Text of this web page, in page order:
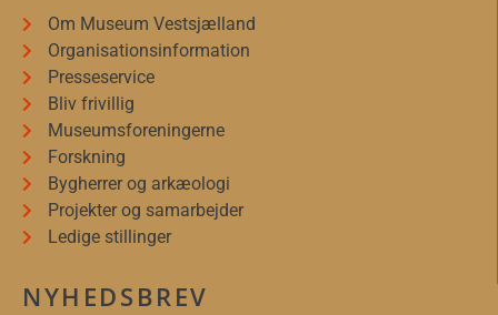
Om Museum Vestsjælland
Organisationsinformation
Presseservice
Bliv frivillig
Museumsforeningerne
Forskning
Bygherrer og arkæologi
Projekter og samarbejder
Ledige stillinger
NYHEDSBREV